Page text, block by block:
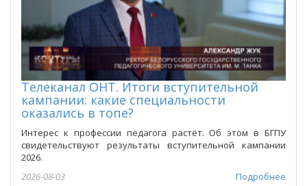
Телеканал ОНТ. Итоги вступительной
кампании: какие специальности
оказались в топе?
Интерес к профессии педагога растёт. Об этом в БГПУ
свидетельствуют результаты вступительной кампании
2026.
Подробнее
2026-08-03